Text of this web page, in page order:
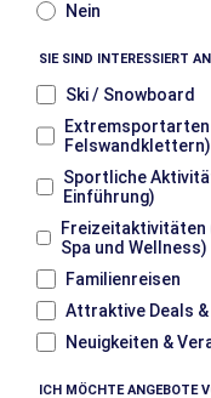
Nein
SIE SIND INTERESSIERT AN
Ski / Snowboard
Felswandklettern)
Sportliche
Einführung)
Freizeitaktivitäten
Spa und Wellness)
Familienreisen
Attraktive Deals
Neuigkeiten &
ICH MÖCHTE ANGEBOTE